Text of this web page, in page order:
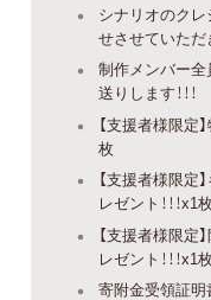
シナリオのク
せさせていただ
制作メンバー
送りします！！！
【支援者様限定
枚
【支援者様限定
レゼント！！！x1
【支援者様限定
レゼント！！！x1
寄附金受領証明